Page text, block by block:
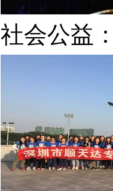
社会公益